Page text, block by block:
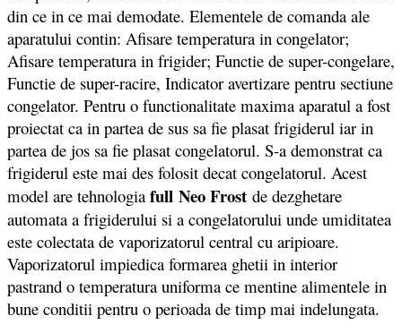
din ce in ce mai demodate. Elementele de comanda ale
aparatului contin: Afisare temperatura in congelator;
Afisare temperatura in frigider; Functie de super-congelare,
Functie de super-racire, Indicator avertizare pentru sectiune
congelator. Pentru o functionalitate maxima aparatul a fost
proiectat ca in partea de sus sa fie plasat frigiderul iar in
partea de jos sa fie plasat congelatorul. S-a demonstrat ca
frigiderul este mai des folosit decat congelatorul. Acest
model are tehnologia full Neo Frost de dezghetare
automata a frigiderului si a congelatorului unde umiditatea
este colectata de vaporizatorul central cu aripioare.
Vaporizatorul impiedica formarea ghetii in interior
pastrand o temperatura uniforma ce mentine alimentele in
bune conditii pentru o perioada de timp mai indelungata.